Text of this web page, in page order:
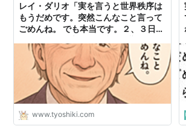
レイ・ダリオ「実を言うと世界秩序は
もうだめです。突然こんなこと言って
ごめんね。 でも本当です。２、３日後
ます。 それが終わりの合図です。程な
く大きめの経済崩壊が来るので気をつ
けて。 」 - 頭の上にミカンをのせる
www.tyoshiki.com